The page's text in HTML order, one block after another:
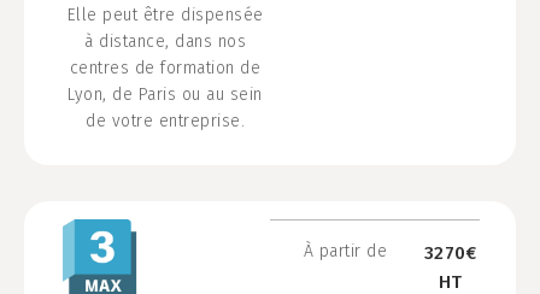
Elle peut être dispensée
à distance, dans nos
centres de formation de
Lyon, de Paris ou au sein
de votre entreprise.
À partir de
3270€
HT